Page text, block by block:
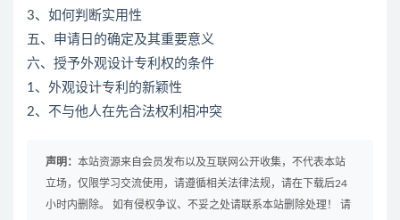
3、如何判断实用性
五、申请日的确定及其重要意义
六、授予外观设计专利权的条件
1、外观设计专利的新颖性
2、不与他人在先合法权利相冲突
声明： 本站资源来自会员发布以及互联网公开收集，不代表本站
立场，仅限学习交流使用，请遵循相关法律法规，请在下载后24
小时内删除。 如有侵权争议、不妥之处请联系本站删除处理！ 请